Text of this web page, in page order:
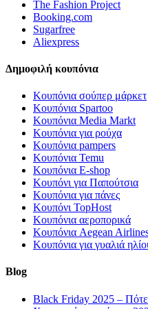
The Fashion Project
Booking.com
Sugarfree
Aliexpress
Δημοφιλή κουπόνια
Κουπόνια σούπερ μάρκετ
Κουπόνια Spartoo
Κουπόνια Media Markt
Κουπόνια για ρούχα
Κουπόνια pampers
Κουπόνια Temu
Κουπόνια E-shop
Κουπόνι για Παπούτσια
Κουπόνια για πάνες
Κουπόνι TopHost
Κουπόνια αεροπορικά
Κουπόνια Aegean
Κουπόνια για γυαλιά
Blog
Black Friday 2025 – Πότε